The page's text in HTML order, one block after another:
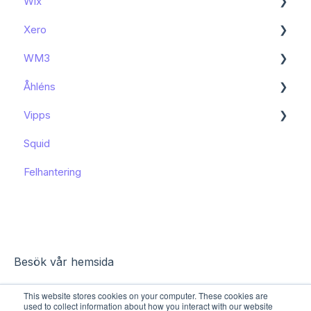
This website stores cookies on your computer. These cookies are
used to collect information about how you interact with our website
Kom igång
Kända begränsningar
Xero
Kom igång
WM3
Kom igång
Åhléns
Kom igång
Funktioner och användning
Kända begränsningar
Vipps
Funktioner och användning
Squid
Felhantering
Besök vår hemsida